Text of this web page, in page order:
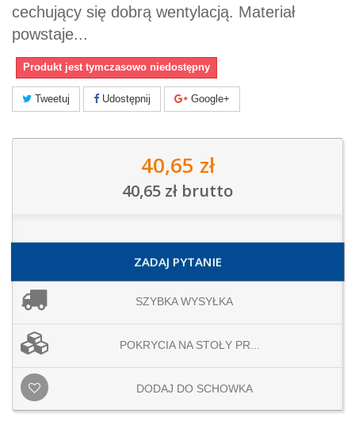
cechujący się dobrą wentylacją. Materiał
powstaje...
Produkt jest tymczasowo niedostępny
Tweetuj Udostępnij Google+
40,65 zł
40,65 zł brutto
ZADAJ PYTANIE
SZYBKA WYSYŁKA
POKRYCIA NA STOŁY PR...
DODAJ DO SCHOWKA